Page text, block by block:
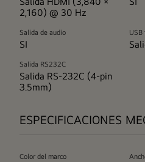
2,160) @ 30 Hz
Salida de audio
SI
Salida RS232C
Salida RS-232C (4-pin
3.5mm)
ESPECIFICACIONES
Color del marco